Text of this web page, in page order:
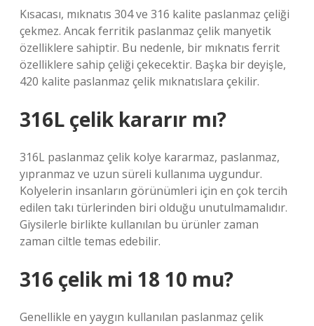
Kısacası, mıknatıs 304 ve 316 kalite paslanmaz çeliği
çekmez. Ancak ferritik paslanmaz çelik manyetik
özelliklere sahiptir. Bu nedenle, bir mıknatıs ferrit
özelliklere sahip çeliği çekecektir. Başka bir deyişle,
420 kalite paslanmaz çelik mıknatıslara çekilir.
316L çelik kararır mı?
316L paslanmaz çelik kolye kararmaz, paslanmaz,
yıpranmaz ve uzun süreli kullanıma uygundur.
Kolyelerin insanların görünümleri için en çok tercih
edilen takı türlerinden biri olduğu unutulmamalıdır.
Giysilerle birlikte kullanılan bu ürünler zaman
zaman ciltle temas edebilir.
316 çelik mi 18 10 mu?
Genellikle en yaygın kullanılan paslanmaz çelik